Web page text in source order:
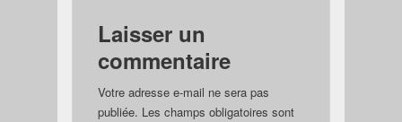
Laisser un
commentaire
Votre adresse e-mail ne sera pas
publiée. Les champs obligatoires sont